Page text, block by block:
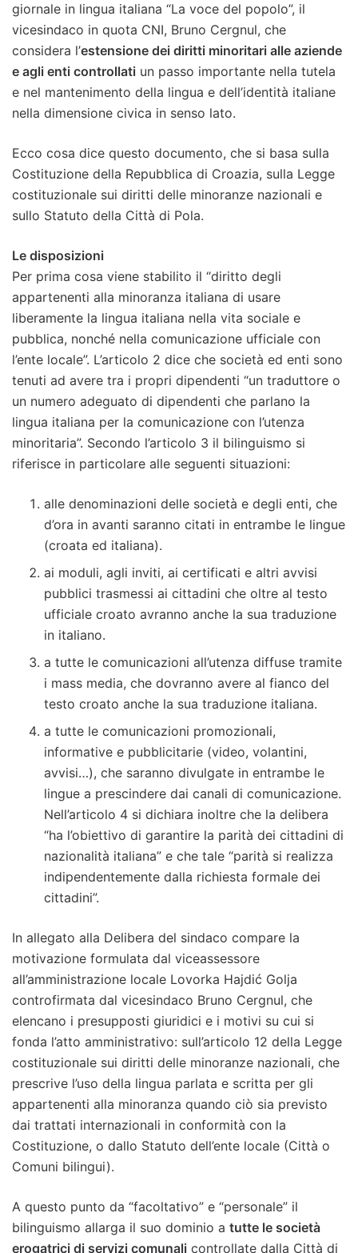
giornale in lingua italiana “La voce del popolo”, il
vicesindaco in quota CNI, Bruno Cergnul, che
considera l’estensione dei diritti minoritari alle aziende
e agli enti controllati un passo importante nella tutela
e nel mantenimento della lingua e dell’identità italiane
nella dimensione civica in senso lato.
Ecco cosa dice questo documento, che si basa sulla
Costituzione della Repubblica di Croazia, sulla Legge
costituzionale sui diritti delle minoranze nazionali e
sullo Statuto della Città di Pola.
Le disposizioni
Per prima cosa viene stabilito il “diritto degli
appartenenti alla minoranza italiana di usare
liberamente la lingua italiana nella vita sociale e
pubblica, nonché nella comunicazione ufficiale con
l’ente locale”. L’articolo 2 dice che società ed enti sono
tenuti ad avere tra i propri dipendenti “un traduttore o
un numero adeguato di dipendenti che parlano la
lingua italiana per la comunicazione con l’utenza
minoritaria”. Secondo l’articolo 3 il bilinguismo si
riferisce in particolare alle seguenti situazioni:
alle denominazioni delle società e degli enti, che
d’ora in avanti saranno citati in entrambe le lingue
(croata ed italiana).
ai moduli, agli inviti, ai certificati e altri avvisi
pubblici trasmessi ai cittadini che oltre al testo
ufficiale croato avranno anche la sua traduzione
in italiano.
a tutte le comunicazioni all’utenza diffuse tramite
i mass media, che dovranno avere al fianco del
testo croato anche la sua traduzione italiana.
a tutte le comunicazioni promozionali,
informative e pubblicitarie (video, volantini,
avvisi…), che saranno divulgate in entrambe le
lingue a prescindere dai canali di comunicazione.
Nell’articolo 4 si dichiara inoltre che la delibera
“ha l’obiettivo di garantire la parità dei cittadini di
nazionalità italiana” e che tale “parità si realizza
indipendentemente dalla richiesta formale dei
cittadini”.
In allegato alla Delibera del sindaco compare la
motivazione formulata dal viceassessore
all’amministrazione locale Lovorka Hajdić Golja
controfirmata dal vicesindaco Bruno Cergnul, che
elencano i presupposti giuridici e i motivi su cui si
fonda l’atto amministrativo: sull’articolo 12 della Legge
costituzionale sui diritti delle minoranze nazionali, che
prescrive l’uso della lingua parlata e scritta per gli
appartenenti alla minoranza quando ciò sia previsto
dai trattati internazionali in conformità con la
Costituzione, o dallo Statuto dell’ente locale (Città o
Comuni bilingui).
A questo punto da “facoltativo” e “personale” il
bilinguismo allarga il suo dominio a tutte le società
erogatrici di servizi comunali controllate dalla Città di